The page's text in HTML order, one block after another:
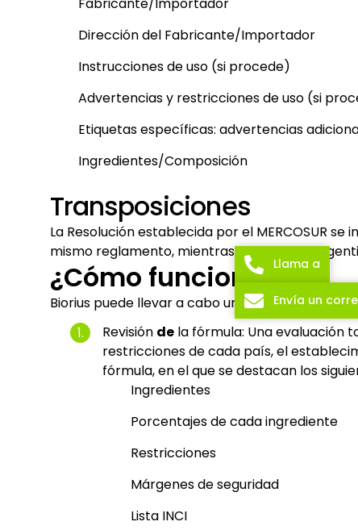
Dirección del Fabricante/Importador
Instrucciones de uso (si procede)
Advertencias y restricciones de uso (si
Etiquetas específicas: advertencias
Ingredientes/Composición
Transposiciones
La Resolución establecida por el MERCOSUR
mismo reglamento, mientras que Brasil y
¿Cómo funciona?
Biorius puede llevar a cabo una revisión de la
Revisión de la fórmula: Una evaluación
restricciones de cada país, el
fórmula, en el que se destacan los
Ingredientes
Porcentajes de cada ingrediente
Restricciones
Márgenes de seguridad
Lista INCI
Llama a
Envía un